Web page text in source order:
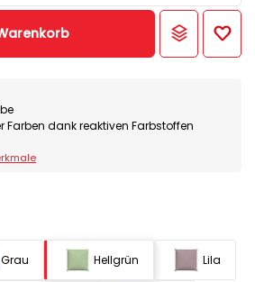
Farben dank reaktiven Farbstoffen
Grau Hellgrün Lila